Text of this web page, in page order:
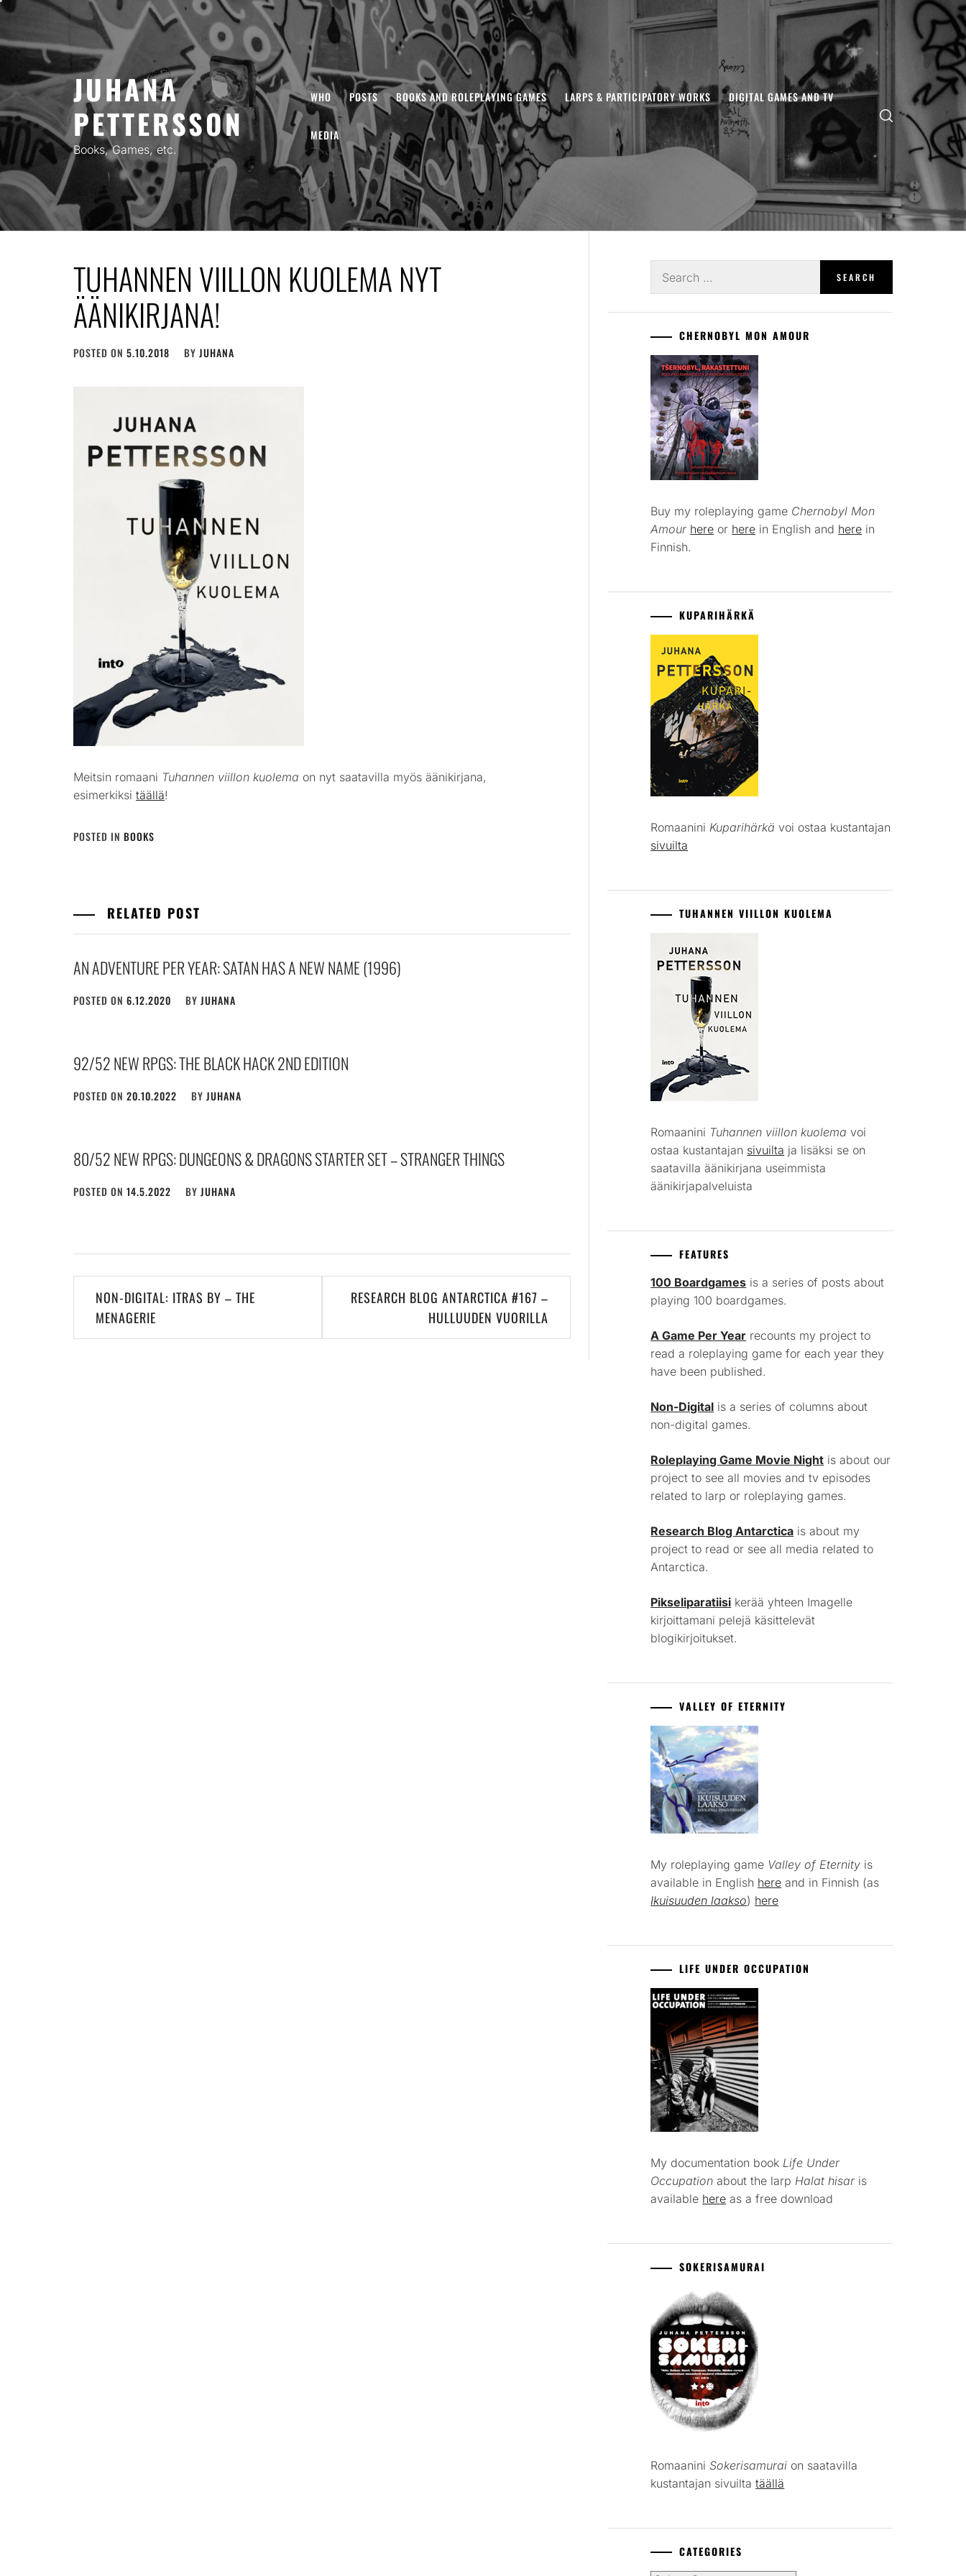
Skip
content
JUHANA
PETTERSSON
Books, Games, etc.
WHO POSTS BOOKS AND ROLEPLAYING GAMES LARPS & PARTICIPATORY WORKS DIGITAL GAMES AND TV
MEDIA
TUHANNEN VIILLON KUOLEMA NYT
ÄÄNIKIRJANA!
POSTED ON 5.10.2018 BY JUHANA
Meitsin romaani Tuhannen viillon kuolema on nyt saatavilla myös äänikirjana,
esimerkiksi täällä!
POSTED IN BOOKS
RELATED POST
AN ADVENTURE PER YEAR: SATAN HAS A NEW NAME (1996)
POSTED ON 6.12.2020 BY JUHANA
92/52 NEW RPGS: THE BLACK HACK 2ND EDITION
POSTED ON 20.10.2022 BY JUHANA
80/52 NEW RPGS: DUNGEONS & DRAGONS STARTER SET – STRANGER THINGS
POSTED ON 14.5.2022 BY JUHANA
Post
navigation
NON-DIGITAL: ITRAS BY – THE
MENAGERIE
RESEARCH BLOG ANTARCTICA #167 –
HULLUUDEN VUORILLA
for:
CHERNOBYL MON AMOUR
Buy my roleplaying game Chernobyl Mon
Amour here or here in English and here in
Finnish.
KUPARIHÄRKÄ
Romaanini Kuparihärkä voi ostaa kustantajan
sivuilta
TUHANNEN VIILLON KUOLEMA
Romaanini Tuhannen viillon kuolema voi
ostaa kustantajan sivuilta ja lisäksi se on
saatavilla äänikirjana useimmista
äänikirjapalveluista
FEATURES
100 Boardgames is a series of posts about
playing 100 boardgames.
A Game Per Year recounts my project to
read a roleplaying game for each year they
have been published.
Non-Digital is a series of columns about
non-digital games.
Roleplaying Game Movie Night is about our
project to see all movies and tv episodes
related to larp or roleplaying games.
Research Blog Antarctica is about my
project to read or see all media related to
Antarctica.
Pikseliparatiisi kerää yhteen Imagelle
kirjoittamani pelejä käsittelevät
blogikirjoitukset.
VALLEY OF ETERNITY
My roleplaying game Valley of Eternity is
available in English here and in Finnish (as
Ikuisuuden laakso) here
LIFE UNDER OCCUPATION
My documentation book Life Under
Occupation about the larp Halat hisar is
available here as a free download
SOKERISAMURAI
RomaaniniSokerisamurai on saatavilla
kustantajan sivuiltatäällä
CATEGORIES